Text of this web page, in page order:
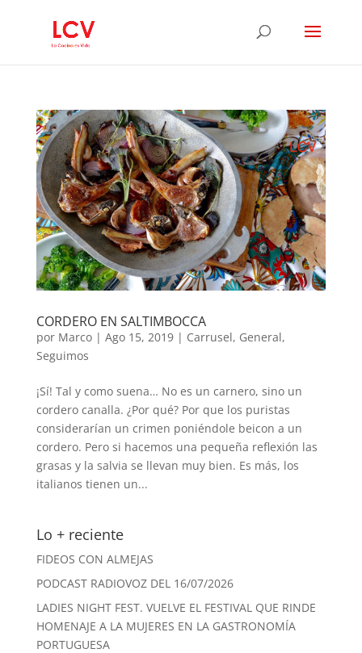
CORDERO EN SALTIMBOCCA
por Marco| Ago 15, 2019| Carrusel, General,
Seguimos
¡Sí! Tal y como suena… No es un carnero, sino un
cordero canalla. ¿Por qué? Por que los puristas
considerarían un crimen poniéndole beicon a un
cordero. Pero si hacemos una pequeña reflexión las
grasas y la salvia se llevan muy bien. Es más, los
italianos tienen un...
Lo + reciente
FIDEOS CON ALMEJAS
PODCAST RADIOVOZ DEL 16/07/2026
LADIES NIGHT FEST. VUELVE EL FESTIVAL QUE RINDE
HOMENAJE A LA MUJERES EN LA GASTRONOMÍA
PORTUGUESA